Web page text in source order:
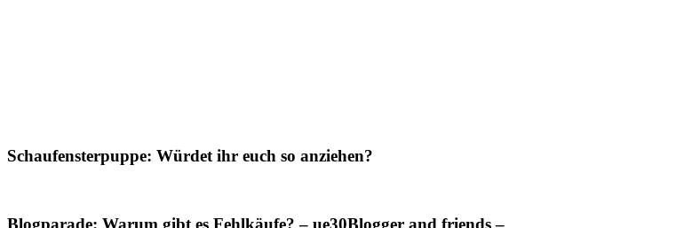
Schaufensterpuppe: Würdet ihr euch so anziehen?
Blogparade: Warum gibt es Fehlkäufe? – ue30Blogger and friends –